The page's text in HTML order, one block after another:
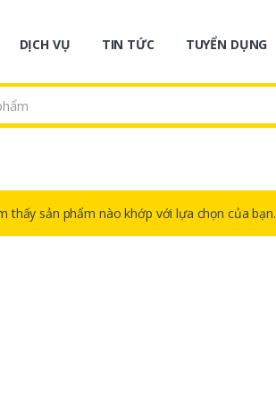
DỊCH VỤ TIN TỨC TUYỂN DỤNG
thấy sản phẩm nào khớp với lựa chọn của bạn.